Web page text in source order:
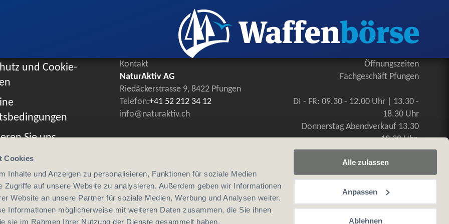
Cookies
Inhalte und Anzeigen zu personalisieren, Funktionen für soziale Medien
Zugriffe auf unsere Website zu analysieren. Außerdem geben wir Informationen
Website an unsere Partner für soziale Medien, Werbung und Analysen weiter.
Informationen möglicherweise mit weiteren Daten zusammen, die Sie ihnen
sie im Rahmen Ihrer Nutzung der Dienste gesammelt haben.
Alle zulassen
Anpassen
Ablehnen
und Cookie-
Sie uns
Kontakt
NaturAktiv AG
Riedäckerstrasse 9, 8422 Pfungen
Telefon:+41 52 212 34 12
info@naturaktiv.ch
Öffnungszeiten
Fachgeschäft Pfungen
DI - FR: 09.30 - 12.00 Uhr | 13.30 -
18.30 Uhr
Donnerstag Abendverkauf 13.30
-19.30 Uhr
SA: 09.00 - 16.00 Uhr, durchgehend